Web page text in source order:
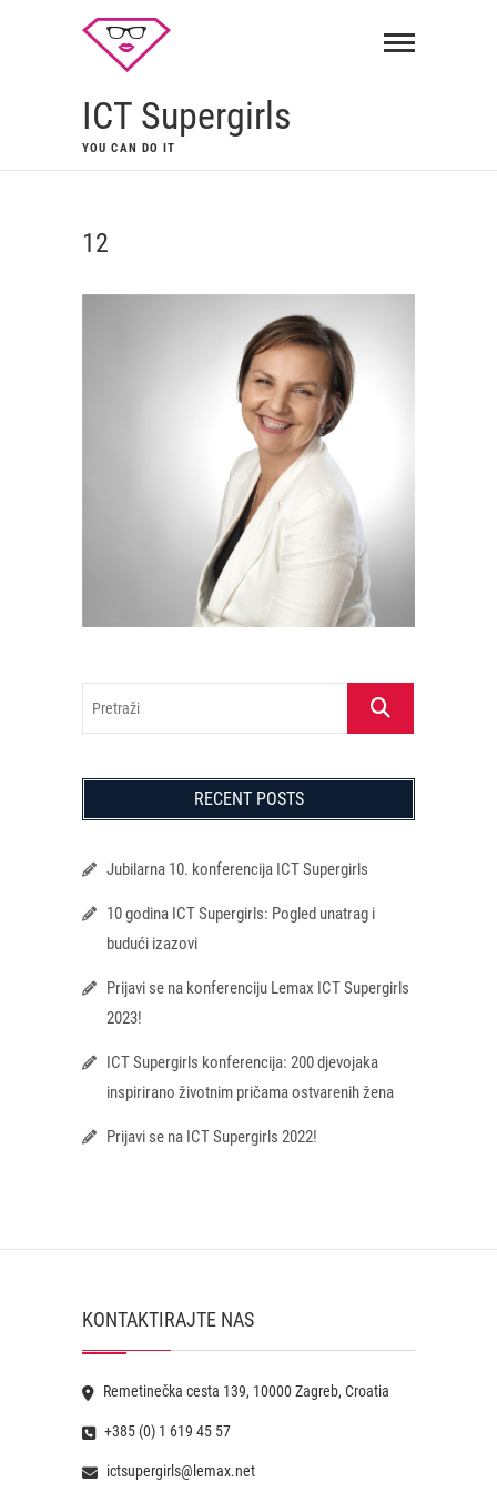
ICT Supergirls
YOU CAN DO IT
12
Pretraži
RECENT POSTS
Jubilarna 10. konferencija ICT Supergirls
10 godina ICT Supergirls: Pogled unatrag i
budući izazovi
Prijavi se na konferenciju Lemax ICT Supergirls
2023!
ICT Supergirls konferencija: 200 djevojaka
inspirirano životnim pričama ostvarenih žena
Prijavi se na ICT Supergirls 2022!
KONTAKTIRAJTE NAS
Remetinečka cesta 139, 10000 Zagreb, Croatia
+385 (0) 1 619 45 57
ictsupergirls@lemax.net